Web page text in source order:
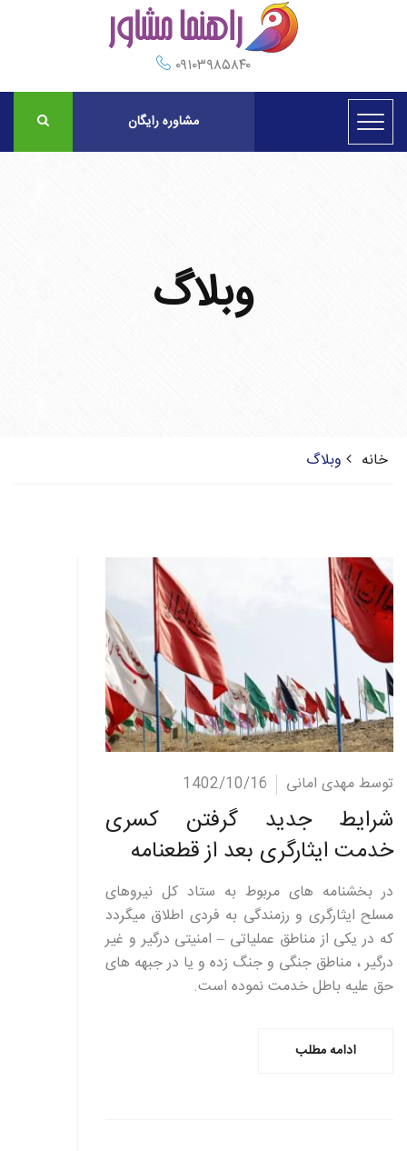
۰۹۱۰۳۹۸۵۸۴۰
مشاوره رایگان
وبلاگ
خانه وبلاگ
ادامه مطلب توسط مهدی امانی 1402/10/16
شرایط جدید گرفتن کسری
خدمت ایثارگری بعد از قطعنامه
در بخشنامه های مربوط به ستاد کل نیروهای
مسلح ایثارگری و رزمندگی به فردی اطلاق میگردد
که در یکی از مناطق عملیاتی – امنیتی درگیر و غیر
درگیر ، مناطق جنگی و جنگ زده و یا در جبهه های
حق علیه باطل خدمت نموده است.
ادامه مطلب